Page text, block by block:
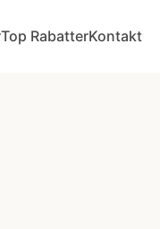
Top RabatterKontakt